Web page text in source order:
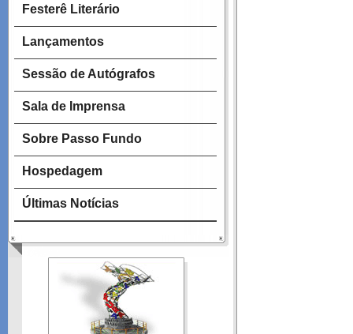
Festerê Literário
Lançamentos
Sessão de Autógrafos
Sala de Imprensa
Sobre Passo Fundo
Hospedagem
Últimas Notícias